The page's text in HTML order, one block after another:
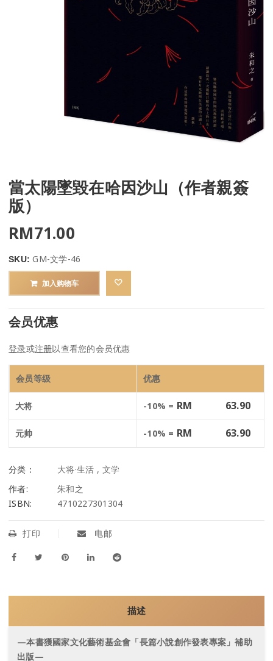
當太陽墜毀在哈因沙山（作者親簽
版）
RM71.00
SKU:GM-文学-46
加入购物车
会员优惠
登录或注册以查看您的会员优惠
会员等级 优惠
大将 -10% = RM 63.90
元帅 -10% = RM 63.90
分类： 大将·生活 , 文学
作者:
朱和之
ISBN:
4710227301304
打印 电邮
描述
—本書獲國家文化藝術基金會「長篇小說創作發表專案」補助
出版—